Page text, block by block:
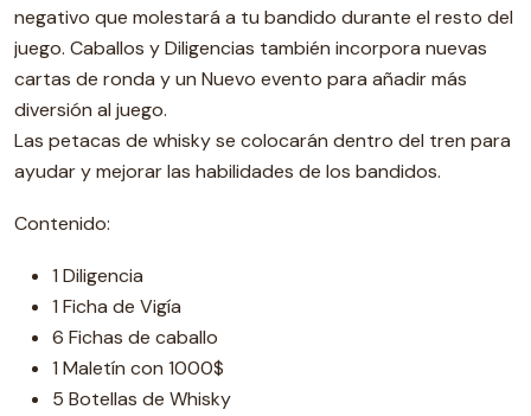
negativo que molestará a tu bandido durante el resto del
juego. Caballos y Diligencias también incorpora nuevas
cartas de ronda y un Nuevo evento para añadir más
diversión al juego.
Las petacas de whisky se colocarán dentro del tren para
ayudar y mejorar las habilidades de los bandidos.
Contenido:
1 Diligencia
1 Ficha de Vigía
6 Fichas de caballo
1 Maletín con 1000$
5 Botellas de Whisky